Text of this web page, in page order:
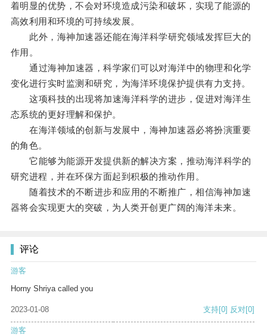
着明显的优势，不会对环境造成污染和破坏，实现了能源的
高效利用和环境的可持续发展。
此外，海神加速器还能在海洋科学研究领域发挥巨大的
作用。
通过海神加速器，科学家们可以对海洋中的物理和化学
变化进行实时监测和研究，为海洋环境保护提供有力支持。
这项科技的出现将加速海洋科学的进步，促进对海洋生
态系统的更好理解和保护。
在海洋领域的创新与发展中，海神加速器必将扮演重要
的角色。
它能够为能源开发提供新的解决方案，推动海洋科学的
研究进程，并在环保方面起到积极的推动作用。
随着技术的不断进步和应用的不断推广，相信海神加速
器将会实现更大的突破，为人类开创更广阔的海洋未来。
评论
游客
Horny Shriya called you
2023-01-08 支持[0] 反对[0]
游客